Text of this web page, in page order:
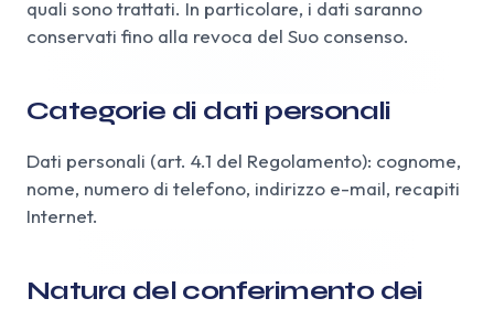
quali sono trattati. In particolare, i dati saranno
conservati fino alla revoca del Suo consenso.
Categorie di dati personali
Dati personali (art. 4.1 del Regolamento): cognome,
nome, numero di telefono, indirizzo e-mail, recapiti
Internet.
Natura del conferimento dei